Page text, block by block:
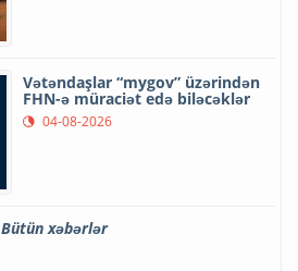
Vətəndaşlar “mygov” üzərindən
FHN-ə müraciət edə biləcəklər
04-08-2026
Bütün xəbərlər